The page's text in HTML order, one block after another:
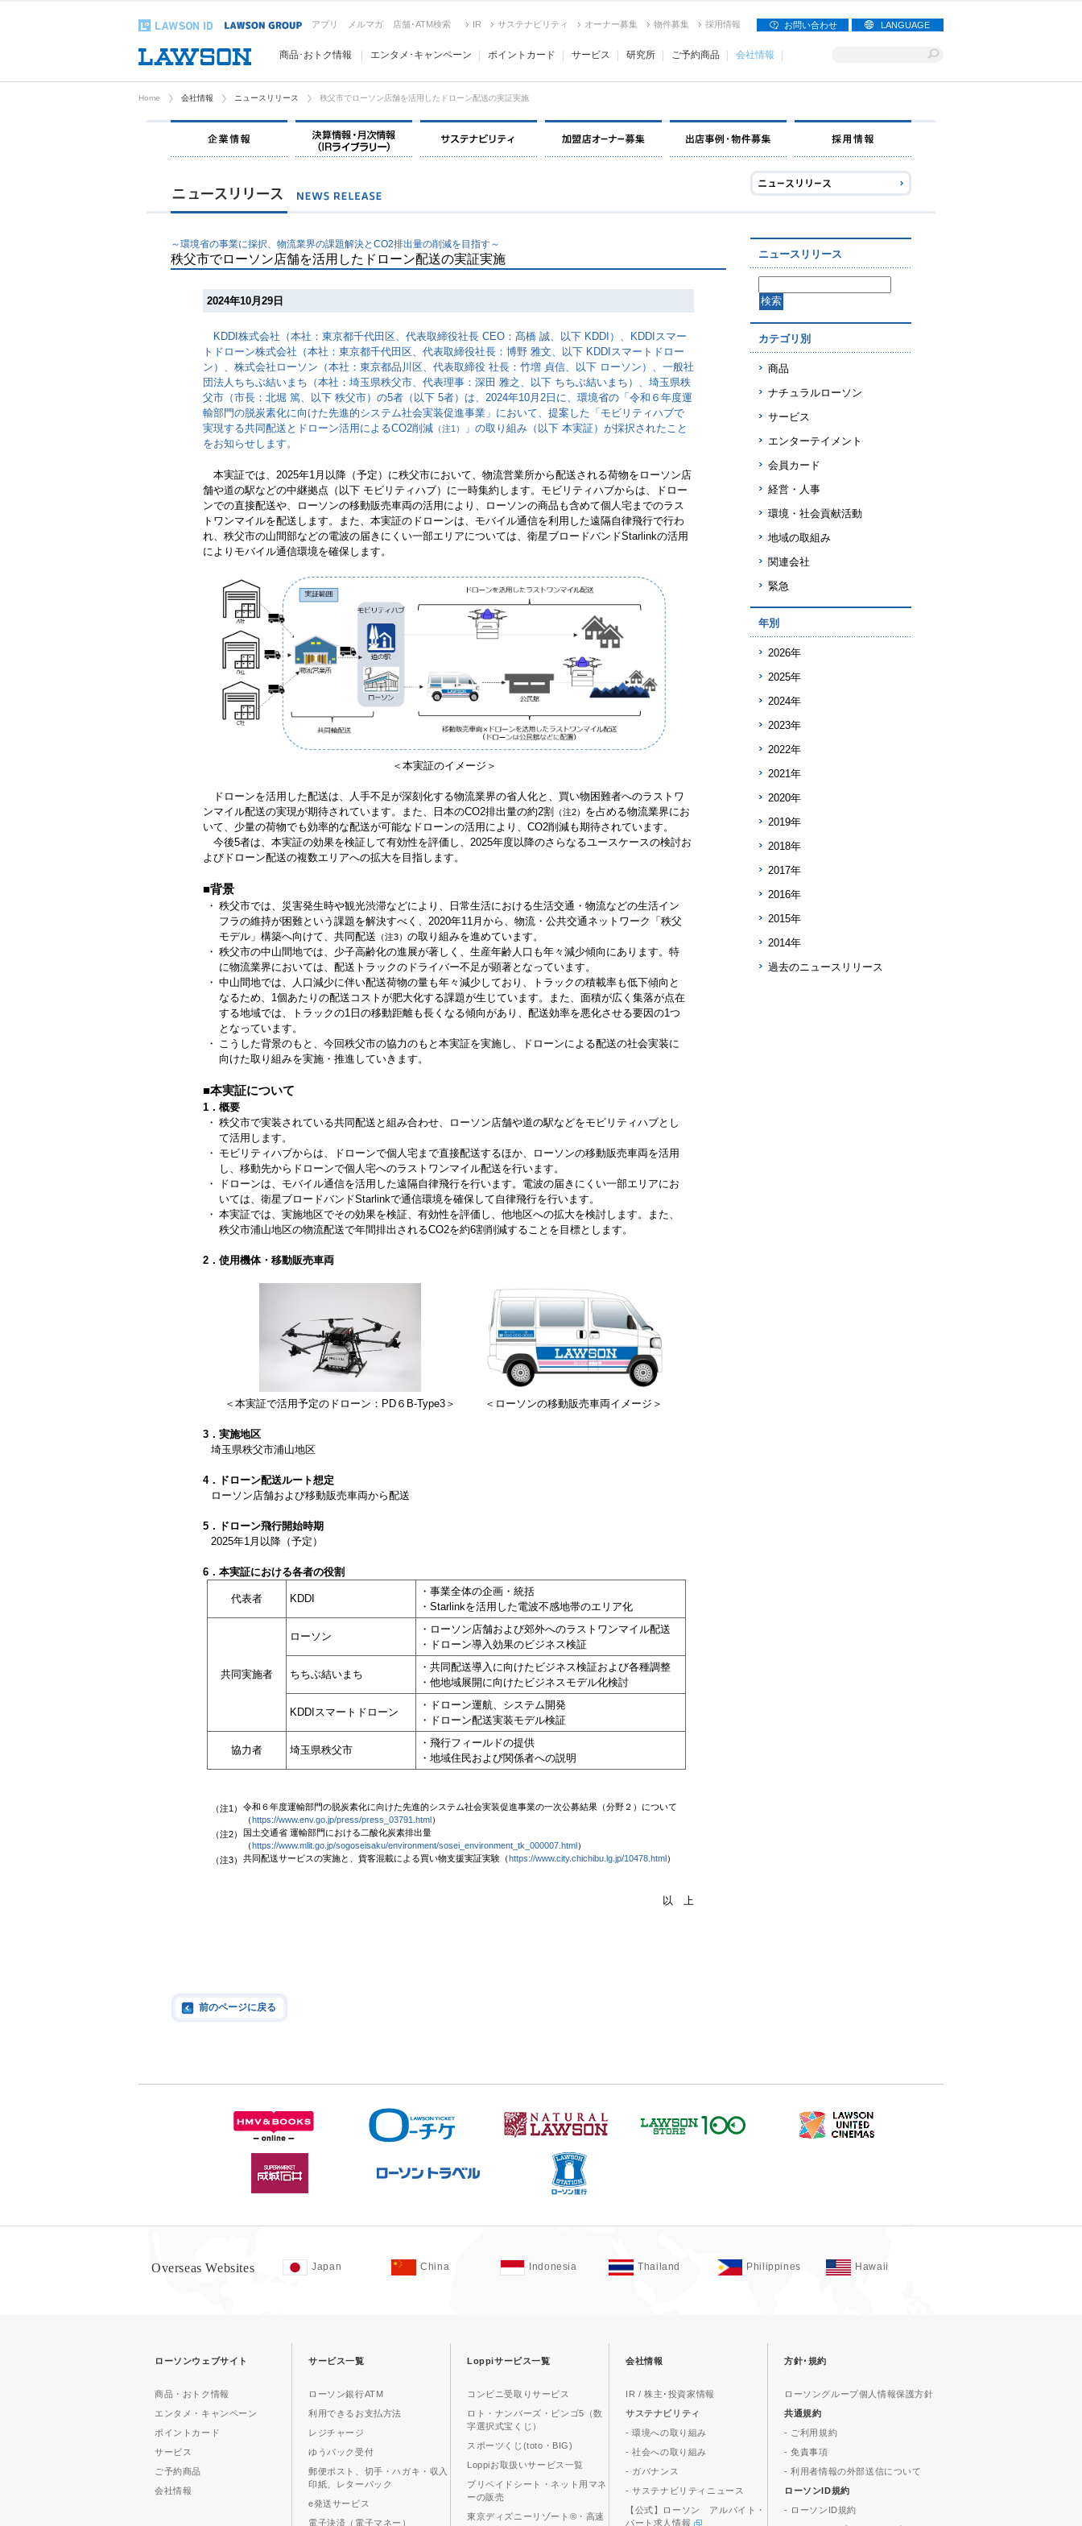
アプリ メルマガ 店舗･ATM検索 IR サステナビリティ オーナー募集 物件募集 採用情報 お問い合わせ LANGUAGE
商品･おトク情報 エンタメ･キャンペーン ポイントカード サービス 研究所 ご予約商品 会社情報
Home 会社情報 ニュースリリース 秩父市でローソン店舗を活用したドローン配送の実証実施
企業情報
～環境省の事業に採択、物流業界の課題解決とCO2排出量の削減を目指す～
秩父市でローソン店舗を活用したドローン配送の実証実施
2024年10月29日
KDDI株式会社（本社：東京都千代田区、代表取締役社長 CEO：髙橋 誠、以下 KDDI）、KDDIスマー
トドローン株式会社（本社：東京都千代田区、代表取締役社長：博野 雅文、以下 KDDIスマートドロー
ン）、株式会社ローソン（本社：東京都品川区、代表取締役 社長：竹増 貞信、以下 ローソン）、一般社
団法人ちちぶ結いまち（本社：埼玉県秩父市、代表理事：深田 雅之、以下 ちちぶ結いまち）、埼玉県秩
父市（市長：北堀 篤、以下 秩父市）の5者（以下 5者）は、2024年10月2日に、環境省の「令和６年度運
輸部門の脱炭素化に向けた先進的システム社会実装促進事業」において、提案した「モビリティハブで
実現する共同配送とドローン活用によるCO2削減 （注1）
」の取り組み（以下 本実証）が採択されたこと
をお知らせします。
本実証では、2025年1月以降（予定）に秩父市において、物流営業所から配送される荷物をローソン店
舗や道の駅などの中継拠点（以下 モビリティハブ）に一時集約します。モビリティハブからは、ドロー
ンでの直接配送や、ローソンの移動販売車両の活用により、ローソンの商品も含めて個人宅までのラス
トワンマイルを配送します。また、本実証のドローンは、モバイル通信を利用した遠隔自律飛行で行わ
れ、秩父市の山間部などの電波の届きにくい一部エリアについては、衛星ブロードバンドStarlinkの活用
によりモバイル通信環境を確保します。
＜本実証のイメージ＞
ドローンを活用した配送は、人手不足が深刻化する物流業界の省人化と、買い物困難者へのラストワ
ンマイル配送の実現が期待されています。また、日本のCO2排出量の約2割
（注2） を占める物流業界にお
いて、少量の荷物でも効率的な配送が可能なドローンの活用により、CO2削減も期待されています。
今後5者は、本実証の効果を検証して有効性を評価し、2025年度以降のさらなるユースケースの検討お
よびドローン配送の複数エリアへの拡大を目指します。
■背景
・ 秩父市では、災害発生時や観光渋滞などにより、日常生活における生活交通・物流などの生活イン
フラの維持が困難という課題を解決すべく、2020年11月から、物流・公共交通ネットワーク「秩父
モデル」構築へ向けて、共同配送 （注3） の取り組みを進めています。
・ 秩父市の中山間地では、少子高齢化の進展が著しく、生産年齢人口も年々減少傾向にあります。特
に物流業界においては、配送トラックのドライバー不足が顕著となっています。
・ 中山間地では、人口減少に伴い配送荷物の量も年々減少しており、トラックの積載率も低下傾向と
なるため、1個あたりの配送コストが肥大化する課題が生じています。また、面積が広く集落が点在
する地域では、トラックの1日の移動距離も長くなる傾向があり、配送効率を悪化させる要因の1つ
となっています。
・ こうした背景のもと、今回秩父市の協力のもと本実証を実施し、ドローンによる配送の社会実装に
向けた取り組みを実施・推進していきます。
■本実証について
1．概要
・ 秩父市で実装されている共同配送と組み合わせ、ローソン店舗や道の駅などをモビリティハブとし
て活用します。
・ モビリティハブからは、ドローンで個人宅まで直接配送するほか、ローソンの移動販売車両を活用
し、移動先からドローンで個人宅へのラストワンマイル配送を行います。
・
ドローンは、モバイル通信を活用した遠隔自律飛行を行います。電波の届きにくい一部エリアにお
いては、衛星ブロードバンドStarlinkで通信環境を確保して自律飛行を行います。
・ 本実証では、実施地区でその効果を検証、有効性を評価し、他地区への拡大を検討します。また、
秩父市浦山地区の物流配送で年間排出されるCO2を約6割削減することを目標とします。
2．使用機体・移動販売車両
＜本実証で活用予定のドローン：PD６B-Type3＞ ＜ローソンの移動販売車両イメージ＞
3．実施地区
埼玉県秩父市浦山地区
4．ドローン配送ルート想定
ローソン店舗および移動販売車両から配送
5．ドローン飛行開始時期
2025年1月以降（予定）
6．本実証における各者の役割
代表者 KDDI
・事業全体の企画・統括
・Starlinkを活用した電波不感地帯のエリア化
共同実施者
ローソン
・ローソン店舗および郊外へのラストワンマイル配送
・ドローン導入効果のビジネス検証
ちちぶ結いまち
・共同配送導入に向けたビジネス検証および各種調整
・他地域展開に向けたビジネスモデル化検討
KDDIスマートドローン
・ドローン運航、システム開発
・ドローン配送実装モデル検証
協力者 埼玉県秩父市
・飛行フィールドの提供
・地域住民および関係者への説明
（注1 ） 令和６年度運輸部門の脱炭素化に向けた先進的システム社会実装促進事業の一次公募結果（分野２）について
（https://www.env.go.jp/press/press_03791.html）
（注2）
国土交通省 運輸部門における二酸化炭素排出量
（https://www.mlit.go.jp/sogoseisaku/environment/sosei_environment_tk_000007.html）
（注3） 共同配送サービスの実施と、貨客混載による買い物支援実証実験（https://www.city.chichibu.lg.jp/10478.html）
以 上
前のページに戻る
ニュースリリース
カテゴリ別
商品
ナチュラルローソン
サービス
エンターテイメント
会員カード
経営・人事
環境・社会貢献活動
地域の取組み
関連会社
緊急
年別
2026年
2025年
2024年
2023年
2022年
2021年
2020年
2019年
2018年
2017年
2016年
2015年
2014年
過去のニュースリリース
Overseas Websites Japan China Indonesia Thailand Philippines Hawaii
ローソンウェブサイト
商品・おトク情報
エンタメ・キャンペーン
ポイントカード
サービス
ご予約商品
会社情報
サービス一覧
ローソン銀行ATM
利用できるお支払方法
レジチャージ
ゆうパック受付
郵便ポスト、切手・ハガキ・収入
印紙、レターパック
e発送サービス
電子決済（電子マネー）
Loppiサービス一覧
コンビニ受取りサービス
ロト・ナンバーズ・ビンゴ5（数
字選択式宝くじ）
スポーツくじ(toto・BIG)
Loppiお取扱いサービス一覧
プリペイドシート・ネット用マネ
ーの販売
東京ディズニーリゾート®・高速
会社情報
IR / 株主･投資家情報
サステナビリティ
- 環境への取り組み
- 社会への取り組み
- ガバナンス
- サステナビリティニュース
【公式】ローソン アルバイト・
パート求人情報
方針･規約
ローソングループ個人情報保護方針
共通規約
- ご利用規約
- 免責事項
- 利用者情報の外部送信について
ローソンID規約
- ローソンID規約